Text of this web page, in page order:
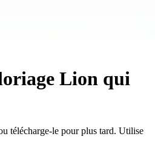
Lion qui
télécharge-le pour plus tard. Utilise